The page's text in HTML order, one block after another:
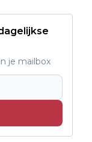
je mailbox